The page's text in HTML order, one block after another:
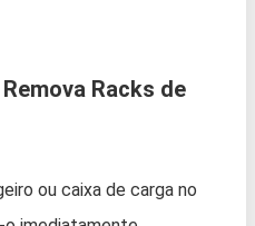
Racks de
ou caixa de carga no